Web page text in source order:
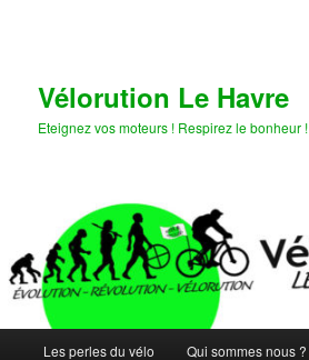
Vélorution Le Havre
Eteignez vos moteurs ! Respirez le bonheur !
Les perles du vélo Qui sommes nous ?